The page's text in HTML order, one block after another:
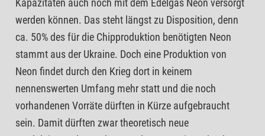
Kapazitäten auch noch mit dem Edelgas Neon versorgt
werden können. Das steht längst zu Disposition, denn
ca. 50% des für die Chipproduktion benötigten Neon
stammt aus der Ukraine. Doch eine Produktion von
Neon findet durch den Krieg dort in keinem
nennenswerten Umfang mehr statt und die noch
vorhandenen Vorräte dürften in Kürze aufgebraucht
sein. Damit dürften zwar theoretisch neue